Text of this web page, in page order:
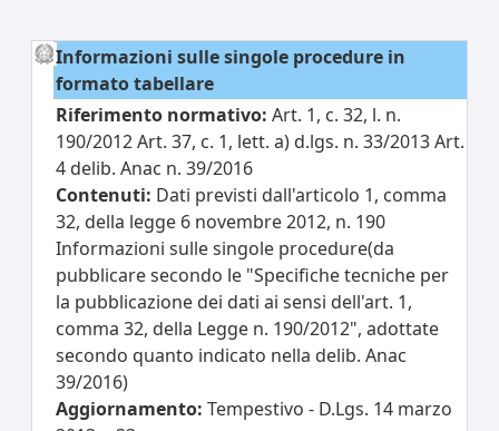
Informazioni sulle singole procedure in
formato tabellare
Riferimento normativo: Art. 1, c. 32, l. n.
190/2012 Art. 37, c. 1, lett. a) d.lgs. n. 33/2013 Art.
4 delib. Anac n. 39/2016
Contenuti: Dati previsti dall'articolo 1, comma
32, della legge 6 novembre 2012, n. 190
Informazioni sulle singole procedure(da
pubblicare secondo le "Specifiche tecniche per
la pubblicazione dei dati ai sensi dell'art. 1,
comma 32, della Legge n. 190/2012", adottate
secondo quanto indicato nella delib. Anac
39/2016)
Aggiornamento: Tempestivo - D.Lgs. 14 marzo